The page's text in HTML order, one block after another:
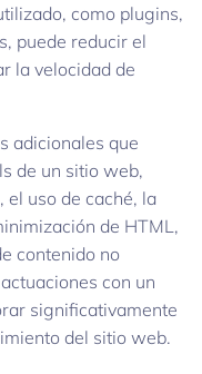
como plugins,
puede reducir el
la velocidad de
adicionales que
de un sitio web,
uso de caché, la
de HTML,
contenido no
con un
significativamente
del sitio web.